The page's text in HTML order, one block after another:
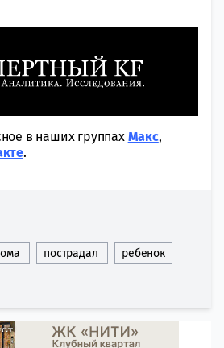
в наших группах Макс,
.
пострадал ребенок